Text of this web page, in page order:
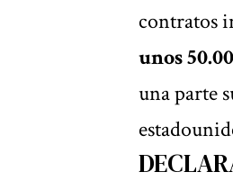
contratos
unos
una parte